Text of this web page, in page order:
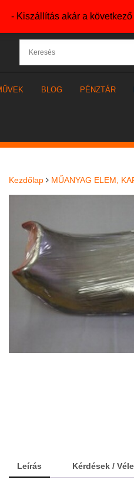
- Kiszállítás akár a
BLOG PÉNZTÁR
Kezdőlap MŰANYAG ELEM,
Leírás Kérdések /